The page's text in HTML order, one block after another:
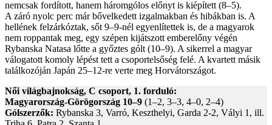
nemcsak fordított, hanem háromgólos előnyt is kiépített (8–5).
A záró nyolc perc már bővelkedett izgalmakban és hibákban is. A
hellének felzárkóztak, sőt 9–9-nél egyenlítettek is, de a magyarok
nem roppantak meg, egy szépen kijátszott emberelőny végén
Rybanska Natasa lőtte a győztes gólt (10–9). A sikerrel a magyar
válogatott komoly lépést tett a csoportelsőség felé. A kvartett másik
találkozóján Japán 25–12-re verte meg Horvátországot.
Női világbajnokság, C csoport, 1. forduló:
Magyarország-Görögország 10–9 (1–2, 3–3, 4–0, 2–4)
Gólszerzők: Rybanska 3, Varró, Keszthelyi, Garda 2-2, Vályi 1, ill.